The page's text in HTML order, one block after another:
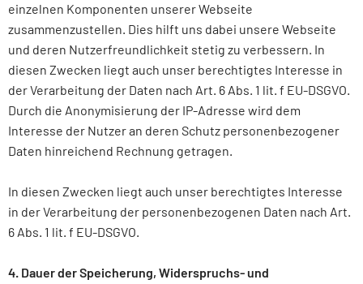
einzelnen Komponenten unserer Webseite
zusammenzustellen. Dies hilft uns dabei unsere Webseite
und deren Nutzerfreundlichkeit stetig zu verbessern. In
diesen Zwecken liegt auch unser berechtigtes Interesse in
der Verarbeitung der Daten nach Art. 6 Abs. 1 lit. f EU-DSGVO.
Durch die Anonymisierung der IP-Adresse wird dem
Interesse der Nutzer an deren Schutz personenbezogener
Daten hinreichend Rechnung getragen.
In diesen Zwecken liegt auch unser berechtigtes Interesse
in der Verarbeitung der personenbezogenen Daten nach Art.
6 Abs. 1 lit. f EU-DSGVO.
4. Dauer der Speicherung, Widerspruchs- und